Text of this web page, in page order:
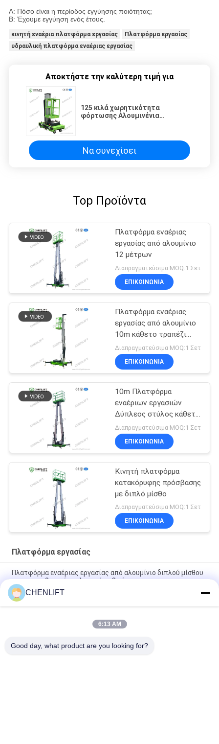
Α: Πόσο είναι η περίοδος εγγύησης ποιότητας;
Β: Έχουμε εγγύηση ενός έτους.
κινητή εναέρια πλατφόρμα εργασίας
Πλατφόρμα εργασίας
υδραυλική πλατφόρμα εναέριας εργασίας
Αποκτήστε την καλύτερη τιμή για
125 κιλά χωρητικότητα
φόρτωσης Αλουμινένια
Να συνεχίσει
Top Προϊόντα
Πλατφόρμα εναέριας
εργασίας από αλουμίνιο
12 μέτρων
Διαπραγματεύσιμα MOQ:1 Σετ
ΕΠΙΚΟΙΝΩΝΙΑ
Πλατφόρμα εναέριας
εργασίας από αλουμίνιο
10m κάθετο τραπέζι
ανύψωσης με ένα μίσθο
Διαπραγματεύσιμα MOQ:1 Σετ
ΕΠΙΚΟΙΝΩΝΙΑ
10m Πλατφόρμα
εναέριων εργασιών
Δύπλεος στύλος κάθετη
ανύψωση με πλατφόρμα
επέκτασης
Διαπραγματεύσιμα MOQ:1 Σετ
ΕΠΙΚΟΙΝΩΝΙΑ
Κινητή πλατφόρμα
κατακόρυφης πρόσβασης
με διπλό μίσθο
Διαπραγματεύσιμα MOQ:1 Σετ
ΕΠΙΚΟΙΝΩΝΙΑ
Πλατφόρμα εργασίας
Πλατφόρμα εναέριας εργασίας από αλουμίνιο διπλού μίσθου
αυτοπροωθητικό ανελκυστήρα 9 μέτρα
10 μέτρα ύψος Πλατφόρμα εναέριας εργασίας διπλού μίσθου
Υδραυλικό κατακόρυφο τραπέζι ανύψωσης
Εναέριο ανυψωτικό πλατφόρμα αλουμινίου με ύψος
CHENLIFT
6:13 AM
Good day, what product are you looking for?